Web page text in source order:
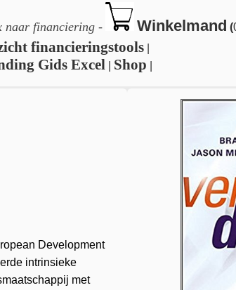
naar financiering - Winkelmand (
financieringstools
Gids Excel Shop
Development
intrinsieke
met